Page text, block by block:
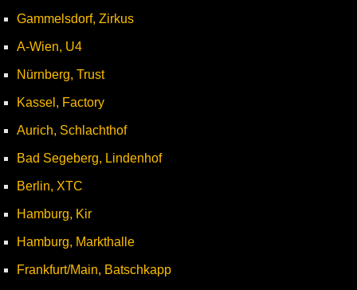
Gammelsdorf, Zirkus
A-Wien, U4
Nürnberg, Trust
Kassel, Factory
Aurich, Schlachthof
Bad Segeberg, Lindenhof
Berlin, XTC
Hamburg, Kir
Hamburg, Markthalle
Frankfurt/Main, Batschkapp